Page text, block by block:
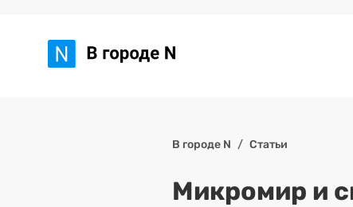
В городе N Статьи
Микромир и